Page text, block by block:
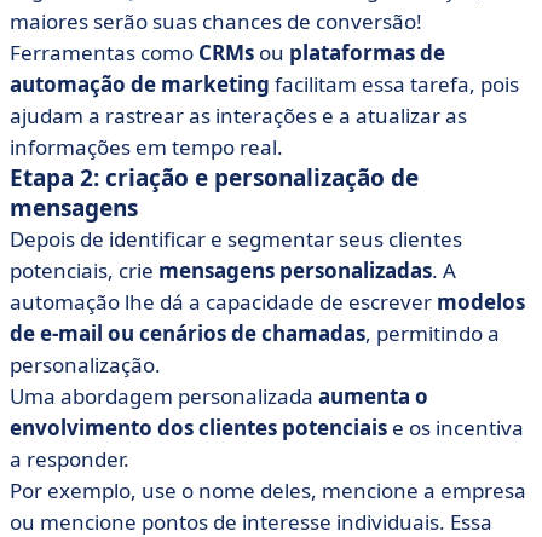
maiores serão suas chances de conversão!
Ferramentas como CRMs ou plataformas de
automação de marketing facilitam essa tarefa, pois
ajudam a rastrear as interações e a atualizar as
informações em tempo real.
Etapa 2: criação e personalização de
mensagens
Depois de identificar e segmentar seus clientes
potenciais, crie mensagens personalizadas. A
automação lhe dá a capacidade de escrever modelos
de e-mail ou cenáriosde chamadas, permitindo a
personalização.
Uma abordagem personalizada aumenta o
envolvimento dos clientes potenciais e os incentiva
a responder.
Por exemplo, use o nome deles, mencione a empresa
ou mencione pontos de interesse individuais. Essa